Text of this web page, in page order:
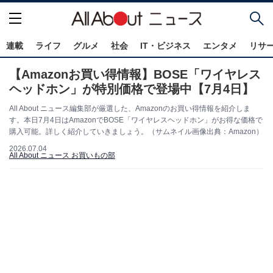
連載 ライフ グルメ 社会 IT・ビジネス エンタメ リサ
【Amazonお買い得情報】BOSE「ワイヤレス
ヘッドホン」が特別価格で登場中【7月4日】
All About ニュース編集部が厳選した、Amazonのお買い得情報を紹介しま
す。本日7月4日はAmazonでBOSE「ワイヤレスヘッドホン」がお得な価格で
購入可能。詳しく紹介していきましょう。（サムネイル画像出典：Amazon）
2026.07.04
All About ニュース お買いもの部